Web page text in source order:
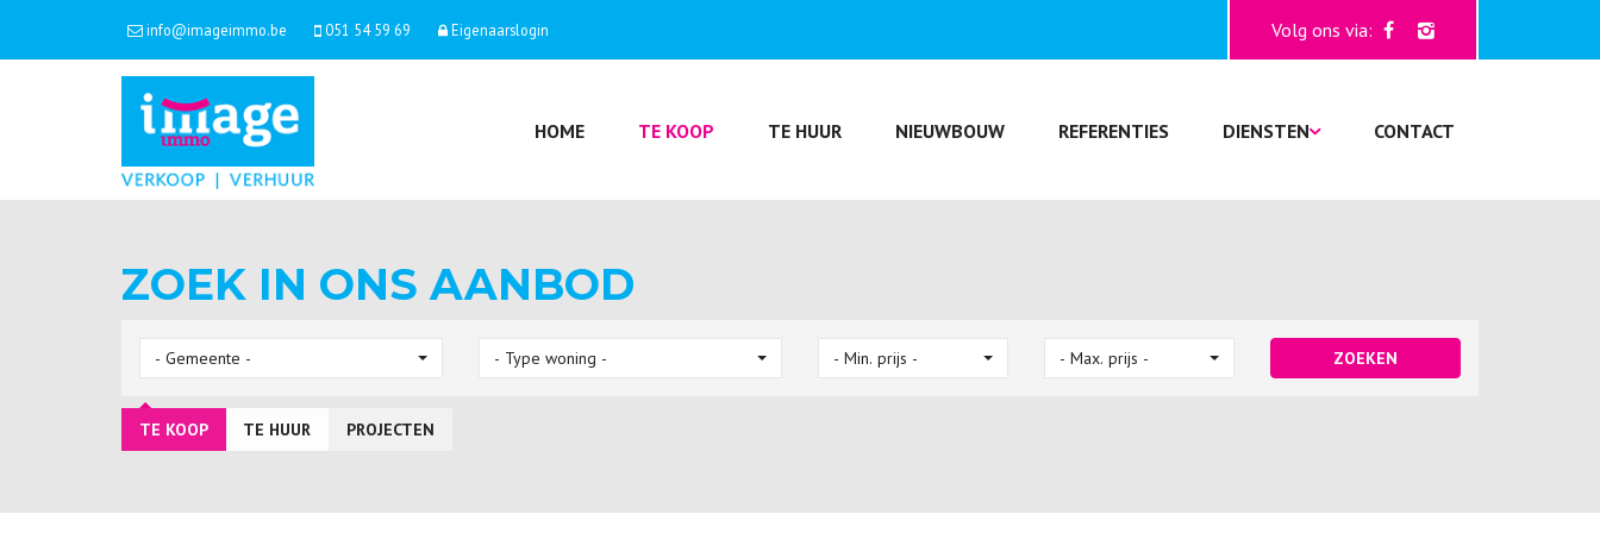
info@imageimmo.be 051 54 59 69 Eigenaarslogin Volg ons via:
HOME TE KOOP TE HUUR NIEUWBOUW REFERENTIES DIENSTEN CONTACT
ZOEK IN ONS AANBOD
- Gemeente - - Type woning - - Min. prijs - - Max. prijs - ZOEKEN
TE KOOP TE HUUR PROJECTEN